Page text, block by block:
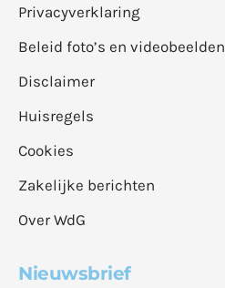
Privacyverklaring
Beleid foto’s en videobeelden
Disclaimer
Huisregels
Cookies
Zakelijke berichten
Over WdG
Nieuwsbrief